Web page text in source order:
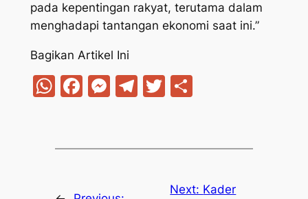
pada kepentingan rakyat, terutama dalam
menghadapi tantangan ekonomi saat ini.”
Bagikan Artikel Ini
WhatsApp
Facebook
Messenger
Telegram
Twitter
Share
Next: Kader